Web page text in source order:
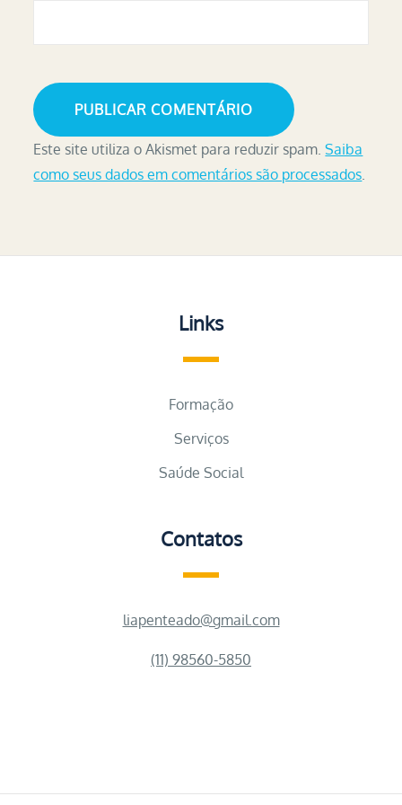
Este site utiliza o Akismet para reduzir spam.Saiba
como seus dados em comentários são processados
Links
Formação
Serviços
Saúde Social
Contatos
liapenteado@gmail.com
(11) 98560-5850